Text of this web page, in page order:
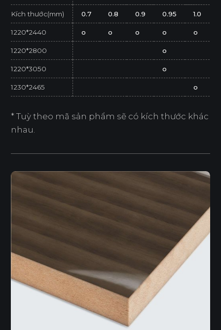
Kích thước(mm) 0.7 0.8 0.9 0.95 1.0
1220*2440 o o o o o
1220*2800 o
1220*3050 o
1230*2465 o
* Tuỳ theo mã sản phẩm sẽ có kích thước khác
nhau.